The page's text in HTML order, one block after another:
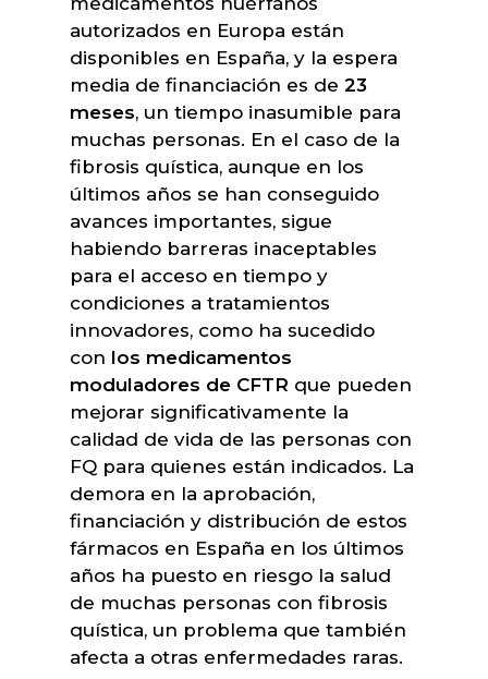
autorizados en Europa están
disponibles en España, y la espera
media de financiación es de 23
meses, un tiempo inasumible para
muchas personas. En el caso de la
fibrosis quística, aunque en los
últimos años se han conseguido
avances importantes, sigue
habiendo barreras inaceptables
para el acceso en tiempo y
condiciones a tratamientos
innovadores, como ha sucedido
con los medicamentos
moduladores de CFTR que pueden
mejorar significativamente la
calidad de vida de las personas con
FQ para quienes están indicados. La
demora en la aprobación,
financiación y distribución de estos
fármacos en España en los últimos
años ha puesto en riesgo la salud
de muchas personas con fibrosis
quística, un problema que también
afecta a otras enfermedades raras.